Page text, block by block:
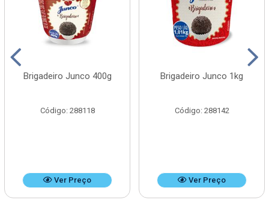
Brigadeiro Junco 400g
Código: 288118
Ver Preço
Brigadeiro Junco 1kg
Código: 288142
Ver Preço